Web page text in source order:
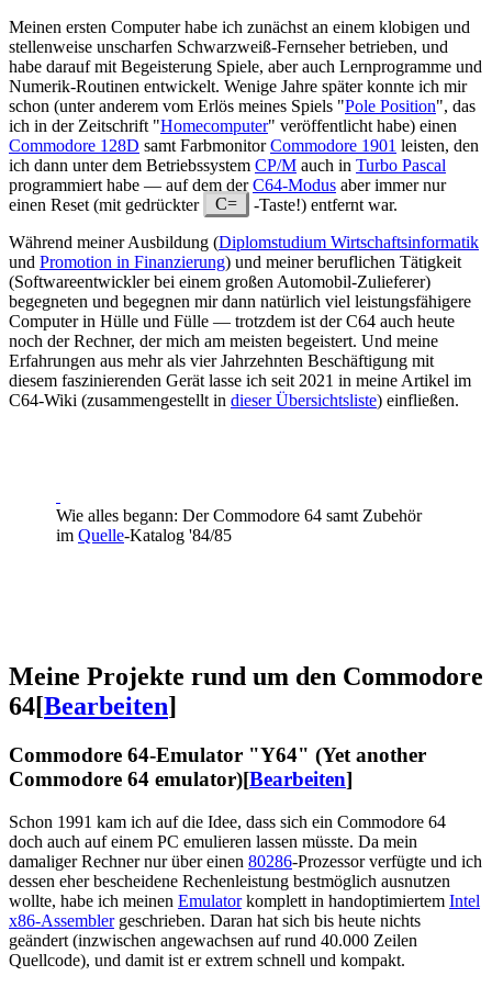
Meinen ersten Computer habe ich zunächst an einem klobigen und
stellenweise unscharfen Schwarzweiß-Fernseher betrieben, und
habe darauf mit Begeisterung Spiele, aber auch Lernprogramme und
Numerik-Routinen entwickelt. Wenige Jahre später konnte ich mir
schon (unter anderem vom Erlös meines Spiels "Pole Position", das
ich in der Zeitschrift "Homecomputer" veröffentlicht habe) einen
Commodore 128D samt FarbmonitorCommodore 1901 leisten, den
ich dann unter dem Betriebssystem CP/M auch in Turbo Pascal
programmiert habe — auf dem derC64-Modus aber immer nur
einen Reset (mit gedrückter
C=
-Taste!) entfernt war.
Während meiner Ausbildung (Diplomstudium Wirtschaftsinformatik
und Promotion in Finanzierung) und meiner beruflichen Tätigkeit
(Softwareentwickler bei einem großen Automobil-Zulieferer)
begegneten und begegnen mir dann natürlich viel leistungsfähigere
Computer in Hülle und Fülle — trotzdem ist der C64 auch heute
noch der Rechner, der mich am meisten begeistert. Und meine
Erfahrungen aus mehr als vier Jahrzehnten Beschäftigung mit
diesem faszinierenden Gerät lasse ich seit 2021 in meine Artikel im
C64-Wiki (zusammengestellt in dieser Übersichtsliste) einfließen.
Wie alles begann: Der Commodore 64 samt Zubehör
im Quelle-Katalog '84/85
Meine Projekte rund um den Commodore
64[Bearbeiten]
Commodore 64-Emulator "Y64" (Yet another
Commodore 64 emulator)[Bearbeiten]
Schon 1991 kam ich auf die Idee, dass sich ein Commodore 64
doch auch auf einem PC emulieren lassen müsste. Da mein
damaliger Rechner nur über einen 80286-Prozessor verfügte und ich
dessen eher bescheidene Rechenleistung bestmöglich ausnutzen
wollte, habe ich meinen Emulatorkomplett in handoptimiertem Intel
x86-Assemblergeschrieben. Daran hat sich bis heute nichts
geändert (inzwischen angewachsen auf rund 40.000 Zeilen
Quellcode), und damit ist er extrem schnell und kompakt.